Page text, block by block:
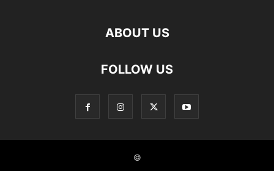
ABOUT US
FOLLOW US
©